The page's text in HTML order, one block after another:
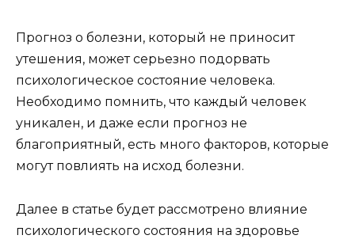
Прогноз о болезни, который не приносит
утешения, может серьезно подорвать
психологическое состояние человека.
Необходимо помнить, что каждый человек
уникален, и даже если прогноз не
благоприятный, есть много факторов, которые
могут повлиять на исход болезни.
Далее в статье будет рассмотрено влияние
психологического состояния на здоровье